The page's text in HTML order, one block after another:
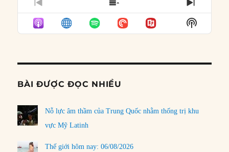
PREVIOUS
EPISODE
SHOW
EPISODES
LIST
NEXT
Show
Podcast
BÀI ĐƯỢC ĐỌC NHIỀU
Nỗ lực âm thầm của Trung Quốc nhằm thống trị khu
vực Mỹ Latinh
Thế giới hôm nay: 06/08/2026